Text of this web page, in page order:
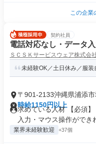
この企業
契約社員
電話対応なし・データ
ＳＣＳＫサービスウェア株式会
未経験OK／土日休み／服
〒901-2133沖縄県浦添市
時給1150円以上
求めている人材 【必須
入力・マウス操作ができ
業界未経験歓迎 +37個